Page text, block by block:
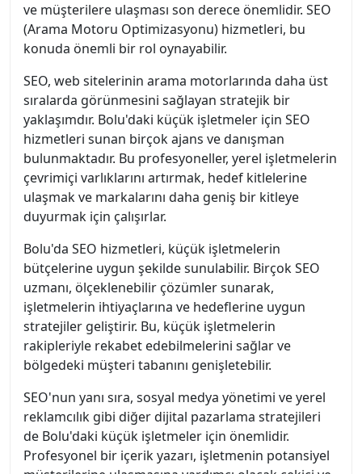
ve müşterilere ulaşması son derece önemlidir. SEO
(Arama Motoru Optimizasyonu) hizmetleri, bu
konuda önemli bir rol oynayabilir.
SEO, web sitelerinin arama motorlarında daha üst
sıralarda görünmesini sağlayan stratejik bir
yaklaşımdır. Bolu'daki küçük işletmeler için SEO
hizmetleri sunan birçok ajans ve danışman
bulunmaktadır. Bu profesyoneller, yerel işletmelerin
çevrimiçi varlıklarını artırmak, hedef kitlelerine
ulaşmak ve markalarını daha geniş bir kitleye
duyurmak için çalışırlar.
Bolu'da SEO hizmetleri, küçük işletmelerin
bütçelerine uygun şekilde sunulabilir. Birçok SEO
uzmanı, ölçeklenebilir çözümler sunarak,
işletmelerin ihtiyaçlarına ve hedeflerine uygun
stratejiler geliştirir. Bu, küçük işletmelerin
rakipleriyle rekabet edebilmelerini sağlar ve
bölgedeki müşteri tabanını genişletebilir.
SEO'nun yanı sıra, sosyal medya yönetimi ve yerel
reklamcılık gibi diğer dijital pazarlama stratejileri
de Bolu'daki küçük işletmeler için önemlidir.
Profesyonel bir içerik yazarı, işletmenin potansiyel